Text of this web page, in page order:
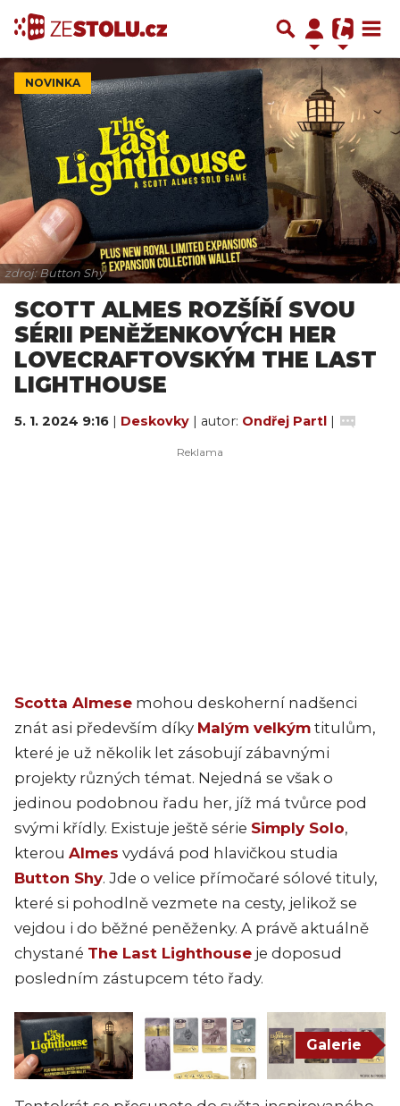
NOVINKA
zdroj: Button Shy
SCOTT ALMES ROZŠÍŘÍ SVOU
SÉRII PENĚŽENKOVÝCH HER
LOVECRAFTOVSKÝM THE LAST
LIGHTHOUSE
5. 1. 2024 9:16 | Deskovky | autor: Ondřej Partl |
Scotta Almese mohou deskoherní nadšenci
znát asi především díky Malým velkým titulům,
které je už několik let zásobují zábavnými
projekty různých témat. Nejedná se však o
jedinou podobnou řadu her, jíž má tvůrce pod
svými křídly. Existuje ještě série Simply Solo,
kterou Almes vydává pod hlavičkou studia
Button Shy. Jde o velice přímočaré sólové tituly,
které si pohodlně vezmete na cesty, jelikož se
vejdou i do běžné peněženky. A právě aktuálně
chystané The Last Lighthouse je doposud
posledním zástupcem této řady.
Galerie